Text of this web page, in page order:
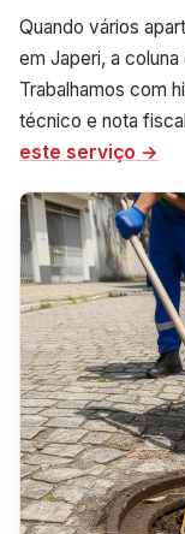
Quando vários
em Japeri, a
Trabalhamos com
técnico e nota
este serviço →